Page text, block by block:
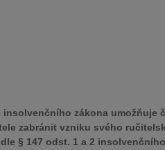
insolvenčního zákona umožňuje
zabránit vzniku svého
§ 147 odst. 1 a 2